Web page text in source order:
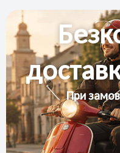
При